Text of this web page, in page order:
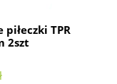
piłeczki TPR
2szt